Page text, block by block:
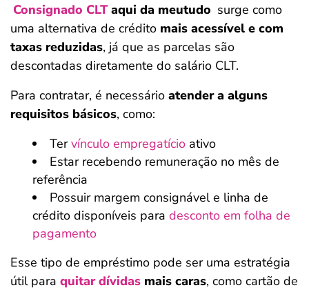
Consignado CLTaqui da meutudo surge como
uma alternativa de crédito mais acessível e com
taxas reduzidas, já que as parcelas são
descontadas diretamente do salário CLT.
Para contratar, é necessário atender a alguns
requisitos básicos, como:
Tervínculo empregatício ativo
Estar recebendo remuneração no mês de
referência
Possuir margem consignável e linha de
crédito disponíveis para desconto em folha de
pagamento
Esse tipo de empréstimo pode ser uma estratégia
útil para quitar dívidas mais caras, como cartão de